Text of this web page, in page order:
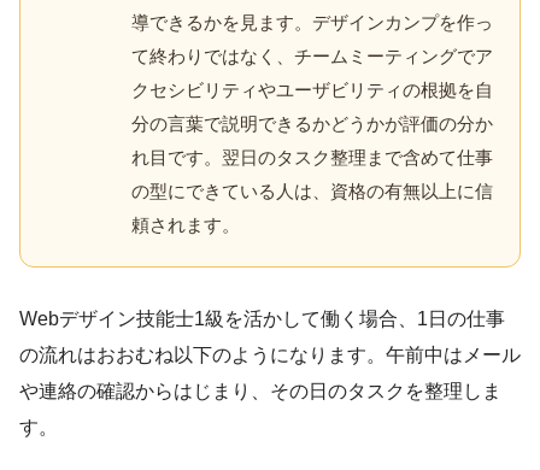
導できるかを見ます。デザインカンプを作っ
て終わりではなく、チームミーティングでア
クセシビリティやユーザビリティの根拠を自
分の言葉で説明できるかどうかが評価の分か
れ目です。翌日のタスク整理まで含めて仕事
の型にできている人は、資格の有無以上に信
頼されます。
Webデザイン技能士1級を活かして働く場合、1日の仕事
の流れはおおむね以下のようになります。午前中はメール
や連絡の確認からはじまり、その日のタスクを整理しま
す。